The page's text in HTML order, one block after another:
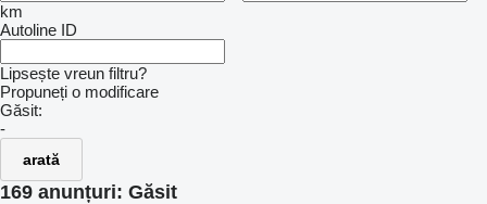
km
Autoline ID
Lipsește vreun filtru?
Propuneți o modificare
Găsit:
-
arată
169 anunțuri: Găsit